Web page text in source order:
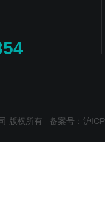
版权所有 备案号：沪